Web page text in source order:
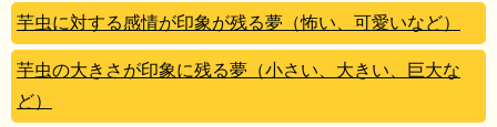
芋虫に対する感情が印象が残る夢（怖い、可愛いなど）
芋虫の大きさが印象に残る夢（小さい、大きい、巨大な
ど）